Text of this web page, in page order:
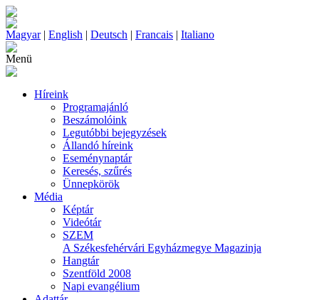
Magyar| English | Deutsch | Francais | Italiano
Menü
Híreink
Programajánló
Beszámolóink
Legutóbbi bejegyzések
Állandó híreink
Eseménynaptár
Keresés, szűrés
Ünnepkörök
Média
Képtár
Videótár
SZEM
A Székesfehérvári Egyházmegye Magazinja
Hangtár
Szentföld 2008
Napi evangélium